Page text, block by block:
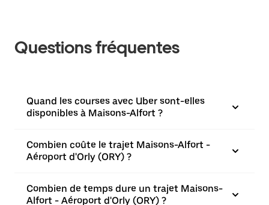
Questions fréquentes
Quand les courses avec Uber sont-elles
disponibles à Maisons-Alfort ?
Combien coûte le trajet Maisons-Alfort -
Aéroport d'Orly (ORY) ?
Combien de temps dure un trajet Maisons-
Alfort - Aéroport d'Orly (ORY) ?